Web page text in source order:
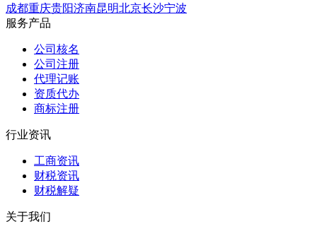
成都重庆贵阳济南昆明北京长沙宁波
服务产品
公司核名
公司注册
代理记账
资质代办
商标注册
行业资讯
工商资讯
财税资讯
财税解疑
关于我们